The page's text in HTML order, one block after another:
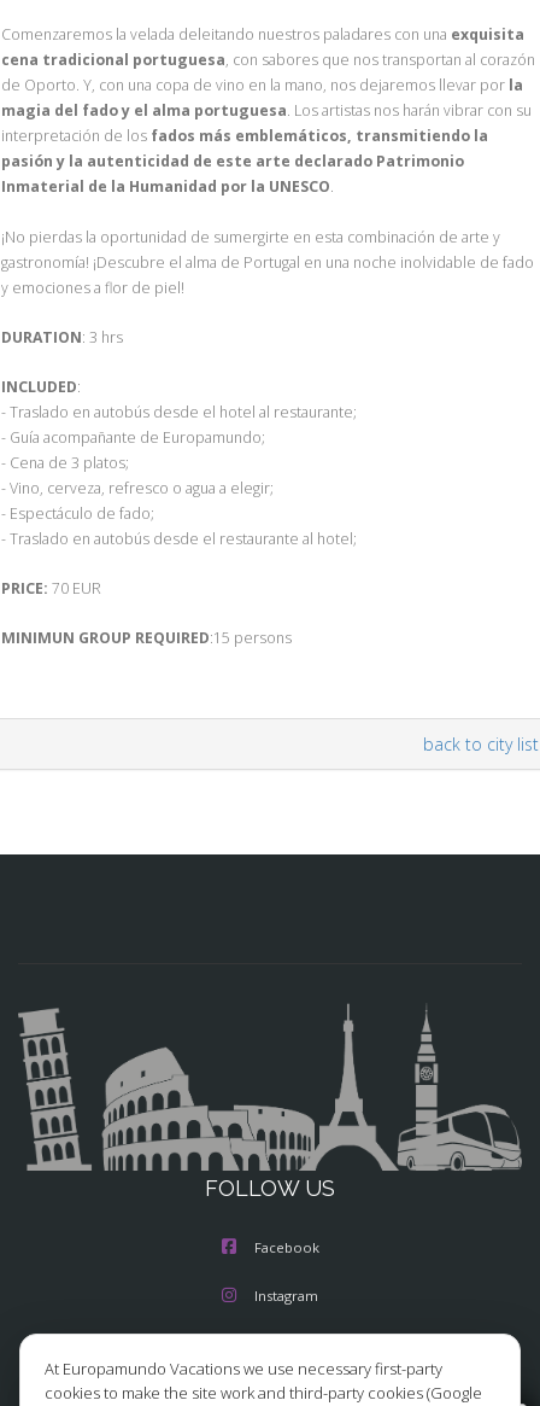
Comenzaremos la velada deleitando nuestros paladares con una exquisita
cena tradicional portuguesa, con sabores que nos transportan al corazón
de Oporto. Y, con una copa de vino en la mano, nos dejaremos llevar por la
magia del fado y el alma portuguesa. Los artistas nos harán vibrar con su
interpretación de los fados más emblemáticos, transmitiendo la
pasión y la autenticidad de este arte declarado Patrimonio
Inmaterial de la Humanidad por la UNESCO.
¡No pierdas la oportunidad de sumergirte en esta combinación de arte y
gastronomía! ¡Descubre el alma de Portugal en una noche inolvidable de fado
y emociones a flor de piel!
DURATION: 3 hrs
INCLUDED:
- Traslado en autobús desde el hotel al restaurante;
- Guía acompañante de Europamundo;
- Cena de 3 platos;
- Vino, cerveza, refresco o agua a elegir;
- Espectáculo de fado;
- Traslado en autobús desde el restaurante al hotel;
PRICE: 70 EUR
MINIMUN GROUP REQUIRED:15 persons
back to city list
FOLLOW US
Facebook
Instagram
Youtube
At Europamundo Vacations we use necessary first-party
cookies to make the site work and third-party cookies (Google